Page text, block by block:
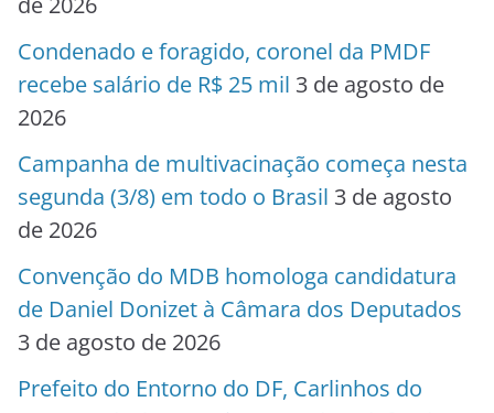
Condenado e foragido, coronel da PMDF
recebe salário de R$ 25 mil 3 de agosto de
2026
Campanha de multivacinação começa nesta
segunda (3/8) em todo o Brasil 3 de agosto
de 2026
Convenção do MDB homologa candidatura
de Daniel Donizet à Câmara dos Deputados
3 de agosto de 2026
Prefeito do Entorno do DF, Carlinhos do